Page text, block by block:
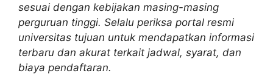
sesuai dengan kebijakan masing-masing
perguruan tinggi. Selalu periksa portal resmi
universitas tujuan untuk mendapatkan informasi
terbaru dan akurat terkait jadwal, syarat, dan
biaya pendaftaran.